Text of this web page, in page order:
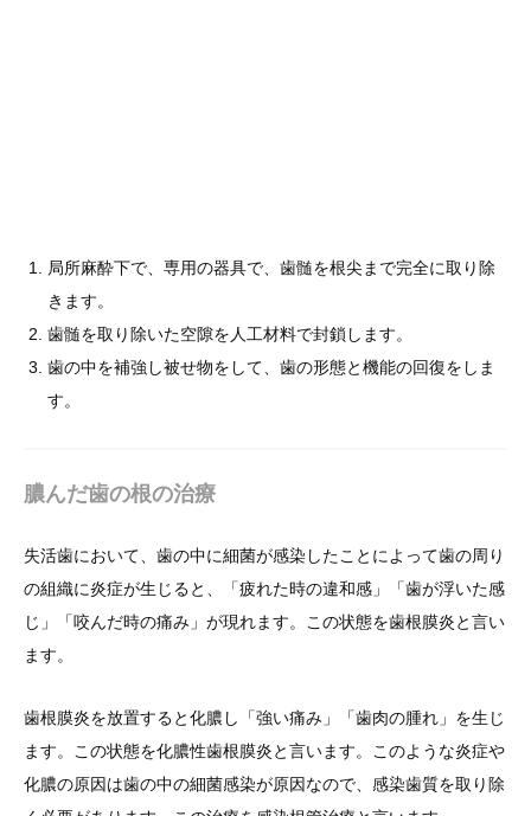
局所麻酔下で、専用の器具で、歯髄を根尖まで完全に取り除
きます。
歯髄を取り除いた空隙を人工材料で封鎖します。
歯の中を補強し被せ物をして、歯の形態と機能の回復をしま
す。
膿んだ歯の根の治療
失活歯において、歯の中に細菌が感染したことによって歯の周り
の組織に炎症が生じると、「疲れた時の違和感」「歯が浮いた感
じ」「咬んだ時の痛み」が現れます。この状態を歯根膜炎と言い
ます。
歯根膜炎を放置すると化膿し「強い痛み」「歯肉の腫れ」を生じ
ます。この状態を化膿性歯根膜炎と言います。このような炎症や
化膿の原因は歯の中の細菌感染が原因なので、感染歯質を取り除